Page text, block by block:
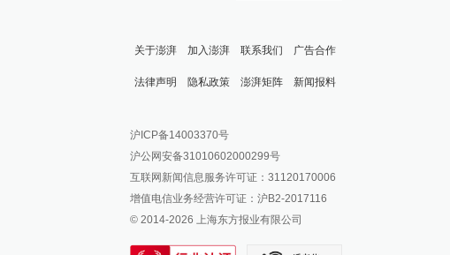
关于澎湃 加入澎湃 联系我们 广告合作
法律声明 隐私政策 澎湃矩阵
澎湃新闻公众号
澎湃新闻抖音号
派生万物开放平台
IP SHANGHAI
SIXTH TONE
新闻报料
报料邮箱: news@thepaper.cn
沪ICP备14003370号
沪公网安备31010602000299号
互联网新闻信息服务许可证：31120170006
增值电信业务经营许可证：沪B2-2017116
© 2014-2026 上海东方报业有限公司